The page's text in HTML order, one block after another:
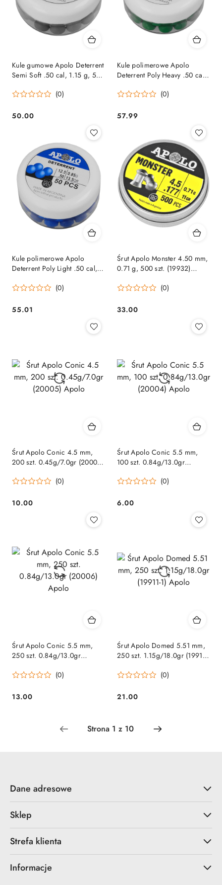
Kule gumowe Apolo Deterrent
Semi Soft .50 cal, 1.15 g, 50
(0)
Cena:
50.00
Kule polimerowe Apolo
Deterrent Poly Heavy .50 cal,
(0)
Cena:
57.99
Kule polimerowe Apolo
Deterrent Poly Light .50 cal,
(0)
Cena:
55.01
Śrut Apolo Monster 4.50 mm,
0.71 g, 500 szt. (19932)
(0)
Cena:
33.00
Śrut Apolo Conic 4.5 mm,
200 szt. 0.45g/7.0gr (20005)
(0)
Cena:
10.00
Śrut Apolo Conic 5.5 mm,
100 szt. 0.84g/13.0gr
(0)
Cena:
6.00
Śrut Apolo Conic 5.5 mm,
250 szt. 0.84g/13.0gr
(0)
Cena:
13.00
Śrut Apolo Domed 5.51 mm,
250 szt. 1.15g/18.0gr (19911-
(0)
Cena:
21.00
Dane adresowe
Sklep
Strefa klienta
Informacje